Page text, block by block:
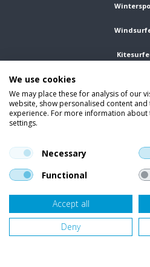
Kleding
Vind ons op social media
En blijf op de hoogte van trends,
Onze klanten beoordelen Van Bellen
op basis van453beoordelingen.
We use cookies
We may place these for analysis of our
website, show personalised content
experience. For more information about
settings.
Necessary
Functional
Accept all
Deny